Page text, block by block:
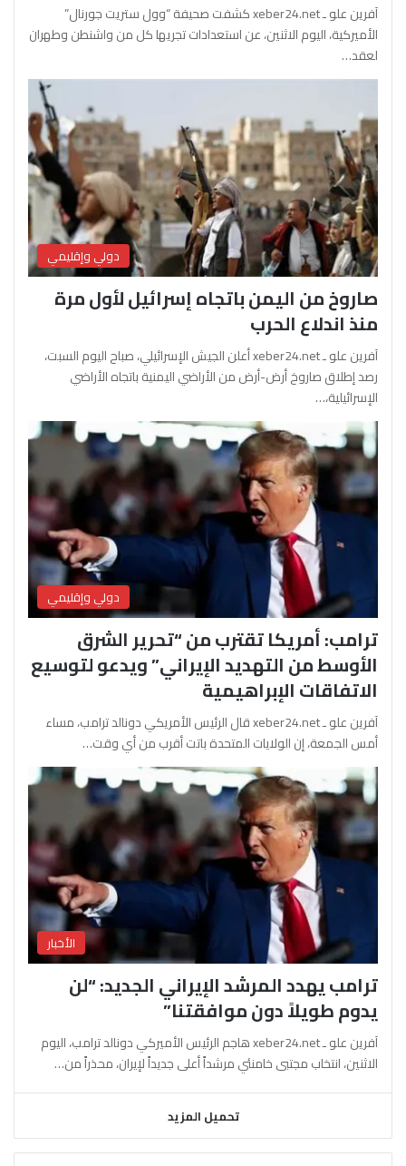
آفرين علو ـ xeber24.net كشفت صحيفة “وول ستريت جورنال”
الأميركية، اليوم الاثنين، عن استعدادات تجريها كل من واشنطن وطهران
لعقد…
دولي وإقليمي
صاروخ من اليمن باتجاه إسرائيل لأول مرة
منذ اندلاع الحرب
آفرين علو ـ xeber24.net أعلن الجيش الإسرائيلي، صباح اليوم السبت،
رصد إطلاق صاروخ أرض-أرض من الأراضي اليمنية باتجاه الأراضي
الإسرائيلية،…
دولي وإقليمي
ترامب: أمريكا تقترب من “تحرير الشرق
الأوسط من التهديد الإيراني” ويدعو لتوسيع
الاتفاقات الإبراهيمية
آفرين علو ـ xeber24.net قال الرئيس الأمريكي دونالد ترامب، مساء
أمس الجمعة، إن الولايات المتحدة باتت أقرب من أي وقت…
الأخبار
ترامب يهدد المرشد الإيراني الجديد: “لن
يدوم طويلاً دون موافقتنا”
آفرين علو ـ xeber24.net هاجم الرئيس الأميركي دونالد ترامب، اليوم
الاثنين، انتخاب مجتبى خامنئي مرشداً أعلى جديداً لإيران، محذراً من…
تحميل المزيد